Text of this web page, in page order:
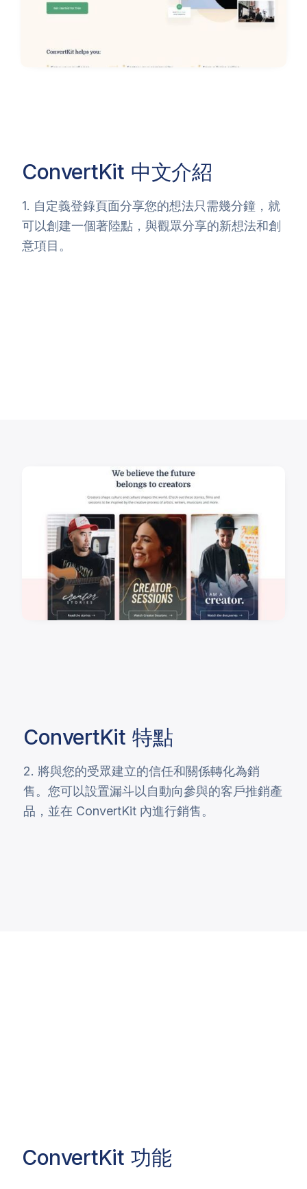
ConvertKit 中文介紹
1. 自定義登錄頁面分享您的想法只需幾分鐘，就
可以創建一個著陸點，與觀眾分享的新想法和創
意項目。
ConvertKit 特點
2. 將與您的受眾建立的信任和關係轉化為銷
售。您可以設置漏斗以自動向參與的客戶推銷產
品，並在 ConvertKit 內進行銷售。
ConvertKit 功能